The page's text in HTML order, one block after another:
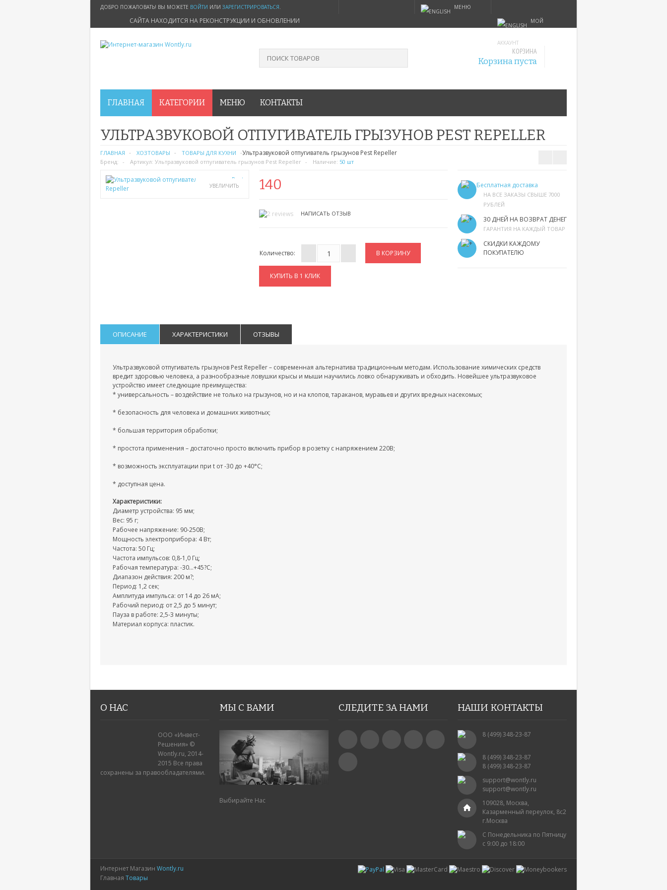
ДОБРО ПОЖАЛОВАТЬ! ВЫ МОЖЕТЕ ВОЙТИ ИЛИ ЗАРЕГИСТРИРОВАТЬСЯ.
САЙТА НАХОДИТСЯ НА РЕКОНСТРУКЦИИ И ОБНОВЛЕНИИ
МЕНЮ
МОЙ
АККАУНТ
КОРЗИНА
Корзина пуста
ГЛАВНАЯ КАТЕГОРИИ МЕНЮ КОНТАКТЫ
УЛЬТРАЗВУКОВОЙ ОТПУГИВАТЕЛЬ ГРЫЗУНОВ PEST REPELLER
ГЛАВНАЯ ХОЗТОВАРЫ ТОВАРЫ ДЛЯ КУХНИ Ультразвуковой отпугиватель грызунов Pest Repeller
Бренд: Артикул: Ультразвуковой отпугиватель грызунов Pest Repeller Наличие: 50 шт
УВЕЛИЧИТЬ 140
НАПИСАТЬ ОТЗЫВ
Количество:
КУПИТЬ В 1 КЛИК
Бесплатная доставка
НА ВСЕ ЗАКАЗЫ СВЫШЕ 7000
РУБЛЕЙ
30 ДНЕЙ НА ВОЗВРАТ ДЕНЕГ
ГАРАНТИЯ НА КАЖДЫЙ ТОВАР
СКИДКИ КАЖДОМУ
ПОКУПАТЕЛЮ
ОПИСАНИЕ ХАРАКТЕРИСТИКИ ОТЗЫВЫ
Ультразвуковой отпугиватель грызунов Pest Repeller – современная альтернатива традиционным методам. Использование химических средств
вредит здоровью человека, а разнообразные ловушки крысы и мыши научились ловко обнаруживать и обходить. Новейшее ультразвуковое
устройство имеет следующие преимущества:
* универсальность – воздействие не только на грызунов, но и на клопов, тараканов, муравьев и других вредных насекомых;
* безопасность для человека и домашних животных;
* большая территория обработки;
* простота применения – достаточно просто включить прибор в розетку с напряжением 220В;
* возможность эксплуатации при t от -30 до +40°C;
* доступная цена.
Характеристики:
Диаметр устройства: 95 мм;
Вес: 95 г;
Рабочее напряжение: 90-250В;
Мощность электроприбора: 4 Вт;
Частота: 50 Гц;
Частота импульсов: 0,8-1,0 Гц;
Рабочая температура: -30…+45?С;
Диапазон действия: 200 м?;
Период: 1,2 сек;
Амплитуда импульса: от 14 до 26 мА;
Рабочий период: от 2,5 до 5 минут;
Пауза в работе: 2,5-3 минуты;
Материал корпуса: пластик.
О НАС
ООО «Инвест-
Решения» ©
Wontly.ru, 2014-
2015 Все права
сохранены за правообладателями.
МЫ С ВАМИ
Выбирайте Нас
СЛЕДИТЕ ЗА НАМИ НАШИ КОНТАКТЫ
8 (499) 348-23-87
8 (499) 348-23-87
8 (499) 348-23-87
support@wontly.ru
support@wontly.ru
109028, Москва,
Казарменный переулок, 8с2
г.Москва
С Понедельника по Пятницу
с 9:00 до 18:00
Интернет Магазин Wontly.ru
Главная Товары